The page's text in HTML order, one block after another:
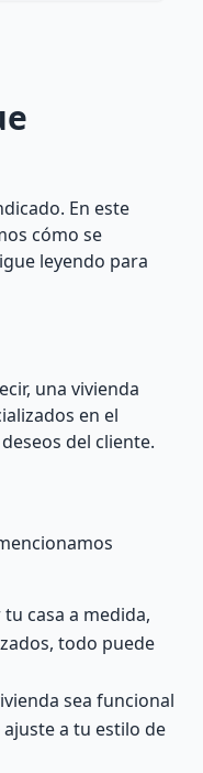
En este
cómo se
leyendo para
una vivienda
en el
del cliente.
casa a medida,
todo puede
sea funcional
a tu estilo de